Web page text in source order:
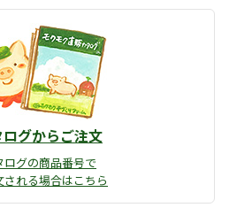
ログからご注文
ログの商品番号で
される場合はこちら